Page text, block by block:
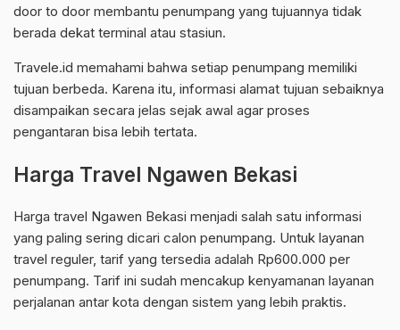
door to door membantu penumpang yang tujuannya tidak
berada dekat terminal atau stasiun.
Travele.id memahami bahwa setiap penumpang memiliki
tujuan berbeda. Karena itu, informasi alamat tujuan sebaiknya
disampaikan secara jelas sejak awal agar proses
pengantaran bisa lebih tertata.
Harga Travel Ngawen Bekasi
Harga travel Ngawen Bekasi menjadi salah satu informasi
yang paling sering dicari calon penumpang. Untuk layanan
travel reguler, tarif yang tersedia adalah Rp600.000 per
penumpang. Tarif ini sudah mencakup kenyamanan layanan
perjalanan antar kota dengan sistem yang lebih praktis.